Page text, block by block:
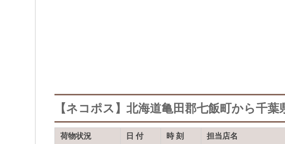
【ネコポス】北海道亀田郡七飯町から千葉
荷物状況 日 付 時 刻 担当店名